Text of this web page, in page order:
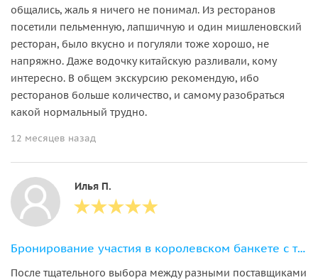
общались, жаль я ничего не понимал. Из ресторанов
посетили пельменную, лапшичную и один мишленовский
ресторан, было вкусно и погуляли тоже хорошо, не
напряжно. Даже водочку китайскую разливали, кому
интересно. В общем экскурсию рекомендую, ибо
ресторанов больше количество, и самому разобраться
какой нормальный трудно.
12 месяцев назад
Илья П.
Бронирование участия в королевском банкете с традиционными обрядами
После тщательного выбора между разными поставщиками